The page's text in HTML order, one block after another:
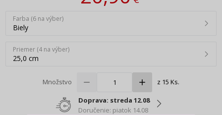
Farba (6 na výber)
Biely
Priemer (4 na výber)
25,0 cm
Množstvo z 15 Ks.
Doprava: streda 12.08
Doručenie: piatok 14.08